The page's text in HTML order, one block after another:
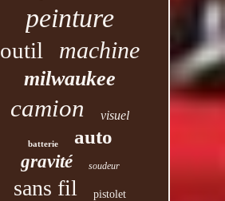
peinture
outil machine
milwaukee
camion visuel
batterie auto
gravité soudeur
sans fil pistolet